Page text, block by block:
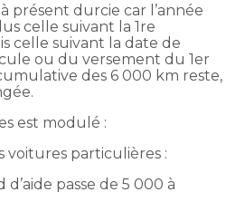
présent durcie car l’année
celle suivant la 1re
celle suivant la date de
ou du versement du 1er
des 6 000 km reste,
est modulé :
voitures particulières :
d’aide passe de 5 000 à